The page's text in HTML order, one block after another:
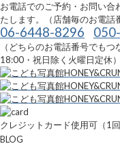
お電話でのご予約・お問い
たします。（店舗毎のお電話
06-6448-8296
（どちらのお電話番号でも
18:00・祝日除く火曜日定休）
クレジットカード使用可（1回
BLOG